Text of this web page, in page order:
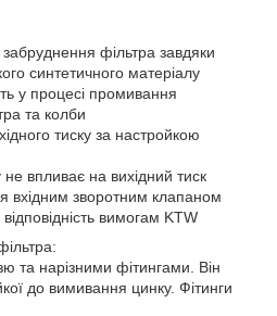
фільтра завдяки
синтетичного матеріалу
у процесі промивання
та колби
тиску за настройкою
впливає на вихідний тиск
вхідним зворотним клапаном
вимогам KTW
та нарізними фітингами. Він
до вимивання цинку. Фітинги